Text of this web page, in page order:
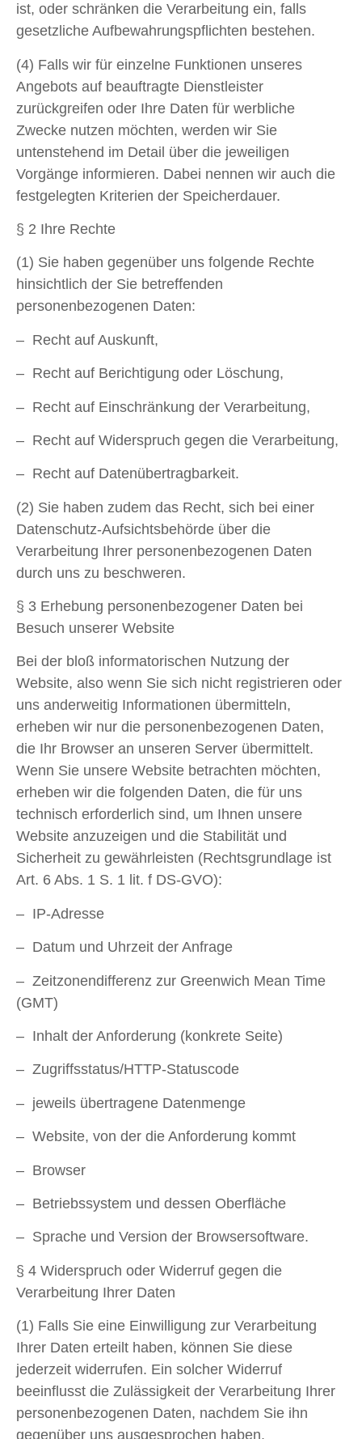
ist, oder schränken die Verarbeitung ein, falls
gesetzliche Aufbewahrungspflichten bestehen.
(4) Falls wir für einzelne Funktionen unseres
Angebots auf beauftragte Dienstleister
zurückgreifen oder Ihre Daten für werbliche
Zwecke nutzen möchten, werden wir Sie
untenstehend im Detail über die jeweiligen
Vorgänge informieren. Dabei nennen wir auch die
festgelegten Kriterien der Speicherdauer.
§ 2 Ihre Rechte
(1) Sie haben gegenüber uns folgende Rechte
hinsichtlich der Sie betreffenden
personenbezogenen Daten:
– Recht auf Auskunft,
– Recht auf Berichtigung oder Löschung,
– Recht auf Einschränkung der Verarbeitung,
– Recht auf Widerspruch gegen die Verarbeitung,
– Recht auf Datenübertragbarkeit.
(2) Sie haben zudem das Recht, sich bei einer
Datenschutz-Aufsichtsbehörde über die
Verarbeitung Ihrer personenbezogenen Daten
durch uns zu beschweren.
§ 3 Erhebung personenbezogener Daten bei
Besuch unserer Website
Bei der bloß informatorischen Nutzung der
Website, also wenn Sie sich nicht registrieren oder
uns anderweitig Informationen übermitteln,
erheben wir nur die personenbezogenen Daten,
die Ihr Browser an unseren Server übermittelt.
Wenn Sie unsere Website betrachten möchten,
erheben wir die folgenden Daten, die für uns
technisch erforderlich sind, um Ihnen unsere
Website anzuzeigen und die Stabilität und
Sicherheit zu gewährleisten (Rechtsgrundlage ist
Art. 6 Abs. 1 S. 1 lit. f DS-GVO):
– IP-Adresse
– Datum und Uhrzeit der Anfrage
– Zeitzonendifferenz zur Greenwich Mean Time
(GMT)
– Inhalt der Anforderung (konkrete Seite)
– Zugriffsstatus/HTTP-Statuscode
– jeweils übertragene Datenmenge
– Website, von der die Anforderung kommt
– Browser
– Betriebssystem und dessen Oberfläche
– Sprache und Version der Browsersoftware.
§ 4 Widerspruch oder Widerruf gegen die
Verarbeitung Ihrer Daten
(1) Falls Sie eine Einwilligung zur Verarbeitung
Ihrer Daten erteilt haben, können Sie diese
jederzeit widerrufen. Ein solcher Widerruf
beeinflusst die Zulässigkeit der Verarbeitung Ihrer
personenbezogenen Daten, nachdem Sie ihn
gegenüber uns ausgesprochen haben.